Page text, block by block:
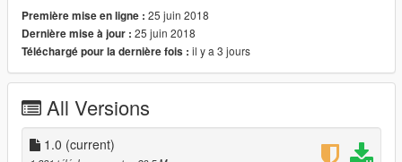
- ELS.XML: Dustin (TopMods ©)
- Livery: TheLaw (HPM)
Step 1:ORIGNAL
Step2: Use OpenIV to import the Files to "/Grand Theft Auto
V/mods/update/x64/dlcpacks/patchday9ng/dlc.rpf/x64/levels/gt
Première mise en ligne : 25 juin 2018
Dernière mise à jour : 25 juin 2018
Téléchargé pour la dernière fois : il y a 3 jours
All Versions
1.0 (current)